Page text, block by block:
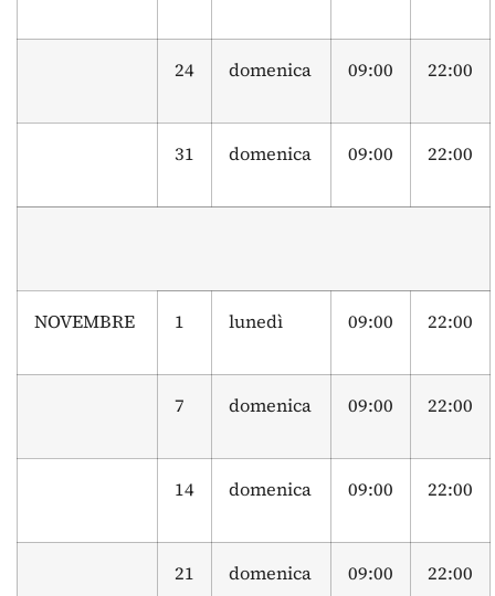
24 domenica 09:00 22:00
31 domenica 09:00 22:00
NOVEMBRE 1 lunedì 09:00 22:00
7 domenica 09:00 22:00
14 domenica 09:00 22:00
21 domenica 09:00 22:00